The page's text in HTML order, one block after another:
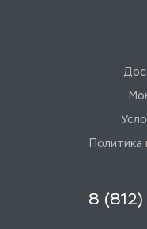
Политика
8 (812)